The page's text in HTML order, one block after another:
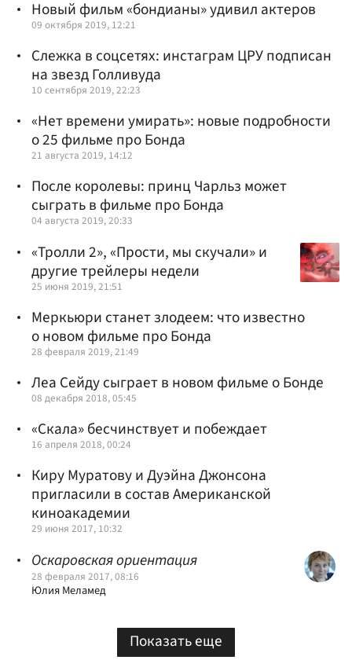
Новый фильм «бондианы» удивил актеров
09 октября 2019, 12:21
Слежка в соцсетях: инстаграм ЦРУ подписан
на звезд Голливуда
10 сентября 2019, 22:23
«Нет времени умирать»: новые подробности
о 25 фильме про Бонда
21 августа 2019, 14:12
После королевы: принц Чарльз может
сыграть в фильме про Бонда
04 августа 2019, 20:33
«Тролли 2», «Прости, мы скучали» и
другие трейлеры недели
25 июня 2019, 21:51
Меркьюри станет злодеем: что известно
о новом фильме про Бонда
28 февраля 2019, 21:49
Леа Сейду сыграет в новом фильме о Бонде
08 декабря 2018, 05:45
«Скала» бесчинствует и побеждает
16 апреля 2018, 00:24
Киру Муратову и Дуэйна Джонсона
пригласили в состав Американской
киноакадемии
29 июня 2017, 10:32
Оскаровская ориентация
28 февраля 2017, 08:16
Юлия Меламед
Показать еще